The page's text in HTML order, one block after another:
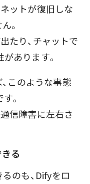
ットが復旧しな
。
たり、チャットで
あります。
このような事態
。
信障害に左右さ
る
のも、Difyをロ